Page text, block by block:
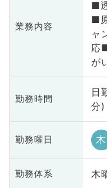
業務内容
■
■
ャ
応
が
勤務時間
日
分)
勤務曜日 木
勤務体系 木